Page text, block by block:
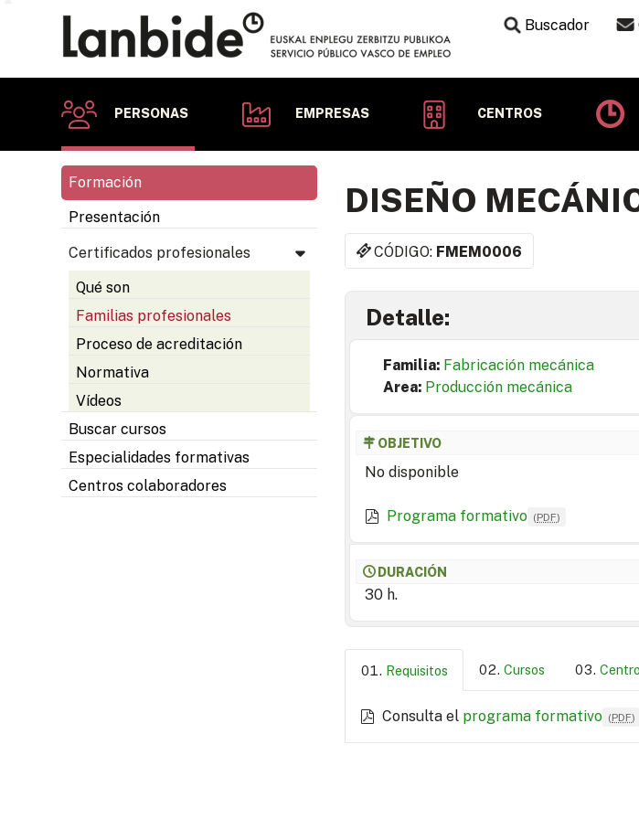
Buscador
PERSONAS EMPRESAS CENTROS
Formación
Presentación
Certificados profesionales
Qué son
Familias profesionales
Proceso de acreditación
Normativa
Vídeos
Buscar cursos
Especialidades formativas
Centros colaboradores
DISEÑO
CÓDIGO: FMEM0006
Detalle:
Familia: Fabricación mecánica
Area: Producción mecánica
OBJETIVO
No disponible
Programa formativo (PDF)
DURACIÓN
30 h.
Requisitos Cursos
Consulta el programa formativo (PDF)